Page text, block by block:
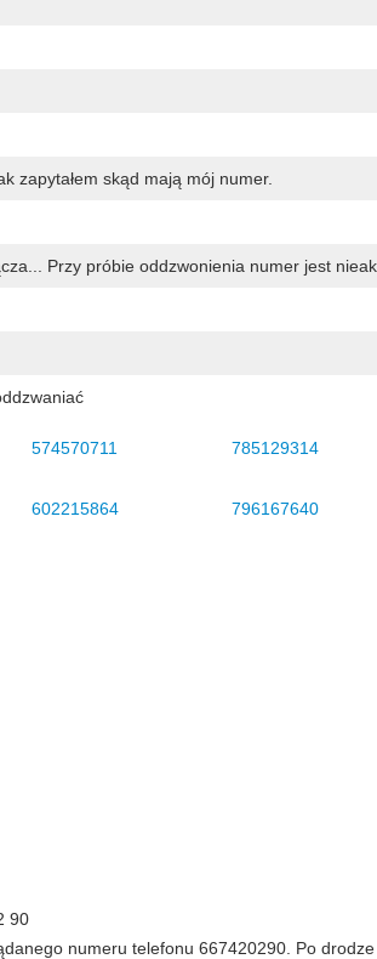
zapytałem skąd mają mój numer.
Przy próbie oddzwonienia numer jest
574570711 785129314
602215864 796167640
90
numeru telefonu 667420290. Po